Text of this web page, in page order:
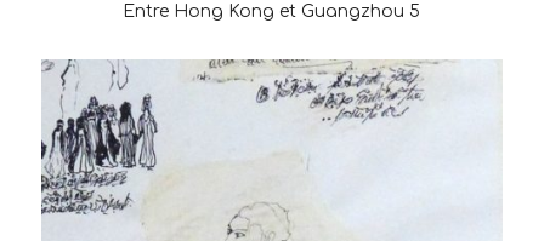
Entre Hong Kong et Guangzhou 5